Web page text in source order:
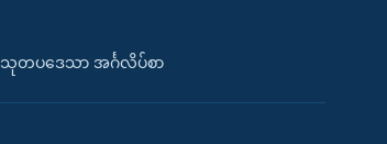
သုတပဒေသာ အင်္ဂလိပ်စာ